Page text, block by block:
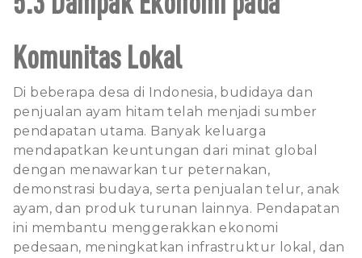
Komunitas Lokal
Di beberapa desa di Indonesia, budidaya dan
penjualan ayam hitam telah menjadi sumber
pendapatan utama. Banyak keluarga
mendapatkan keuntungan dari minat global
dengan menawarkan tur peternakan,
demonstrasi budaya, serta penjualan telur, anak
ayam, dan produk turunan lainnya. Pendapatan
ini membantu menggerakkan ekonomi
pedesaan, meningkatkan infrastruktur lokal, dan